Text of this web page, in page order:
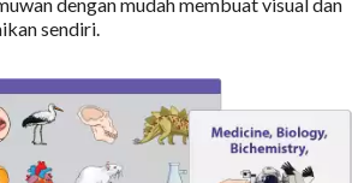
sendiri.